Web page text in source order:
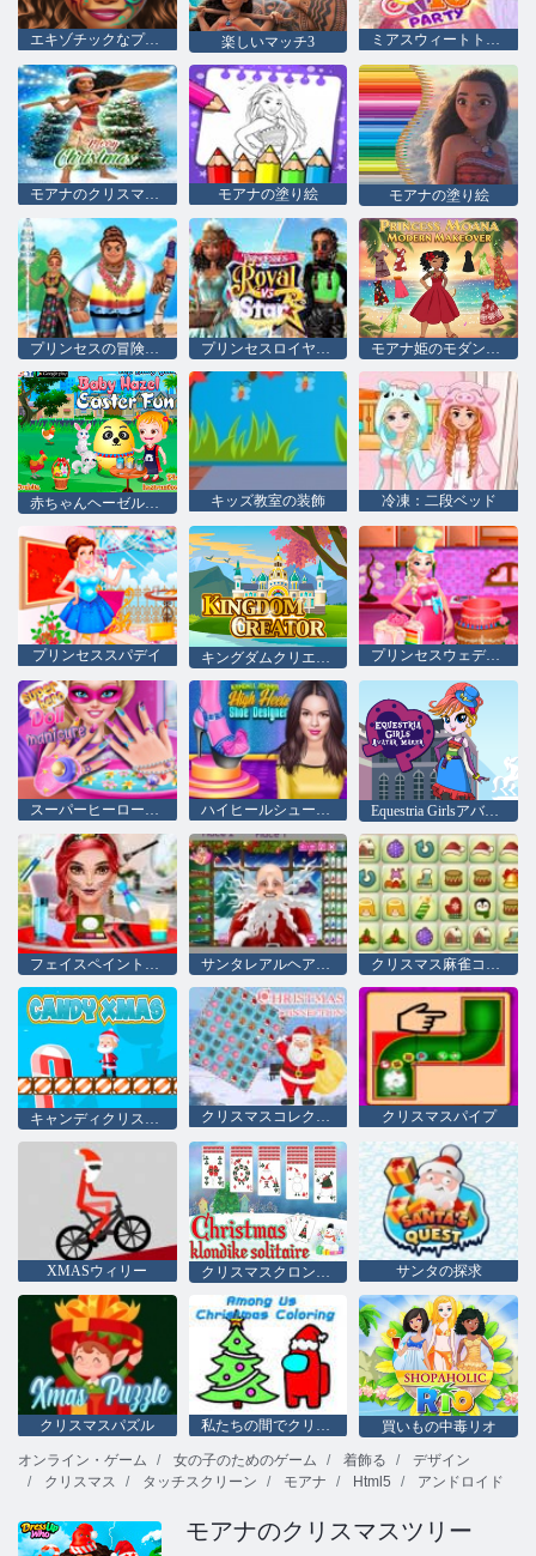
エキゾチックなプリンセスメイク 楽しいマッチ3 ミアスウィートトロピカル16パーティー
モアナのクリスマスセーター モアナの塗り絵 モアナの塗り絵
プリンセスの冒険準備完了デート プリンセスロイヤル vs スター モアナ姫のモダンな変身
キッズ教室の装飾 冷凍：二段ベッド
プリンセススパデイ プリンセスウェディングケーキ null
スーパーヒーロー人形マニキュア ハイヒールシューズデザイナー Equestria Girlsアバターメーカー
フェイスペイントパーティー サンタレアルヘアカット クリスマス麻雀コネクトのペア
クリスマスコレクション クリスマスパイプ
XMASウィリー クリスマスクロンダイクソリティア サンタの探求
クリスマスパズル 私たちの間でクリスマスの着色
買いもの中毒リオ
オンライン・ゲーム
女の子のためのゲーム 着飾る
デザイン
クリスマス
タッチスクリーン モアナ Html5 アンドロイド
モアナのクリスマスツリー